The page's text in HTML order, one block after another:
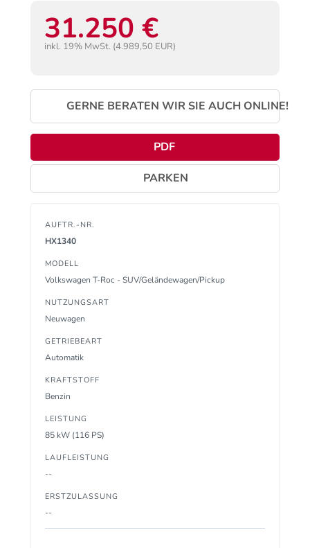
31.250 €
inkl. 19% MwSt. (4.989,50 EUR)
GERNE BERATEN WIR SIE AUCH ONLINE!
PDF
PARKEN
AUFTR.-NR.
HX1340
MODELL
Volkswagen T-Roc - SUV/Geländewagen/Pickup
NUTZUNGSART
Neuwagen
GETRIEBEART
Automatik
KRAFTSTOFF
Benzin
LEISTUNG
85 kW (116 PS)
LAUFLEISTUNG
--
ERSTZULASSUNG
--